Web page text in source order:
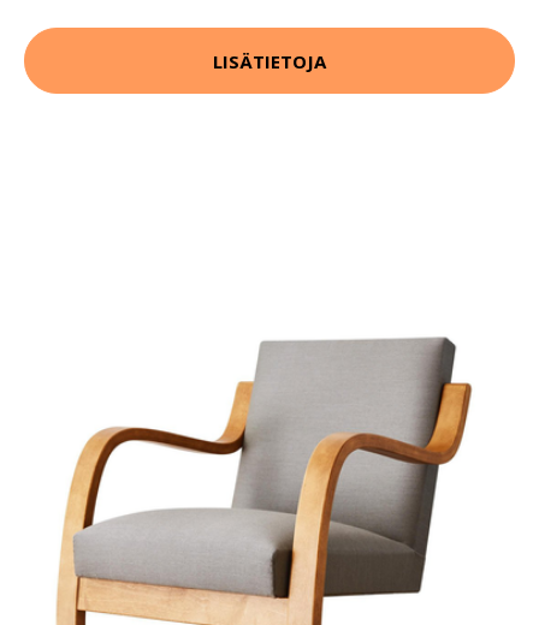
LISÄTIETOJA